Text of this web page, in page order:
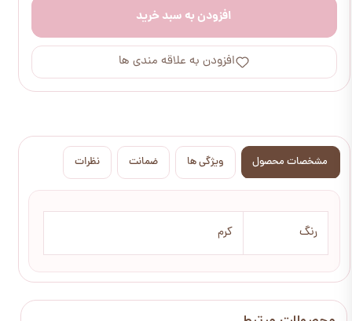
افزودن به سبد خرید
افزودن به علاقه مندی ها
مشخصات محصول ویژگی ها ضمانت نظرات
رنگ کرم